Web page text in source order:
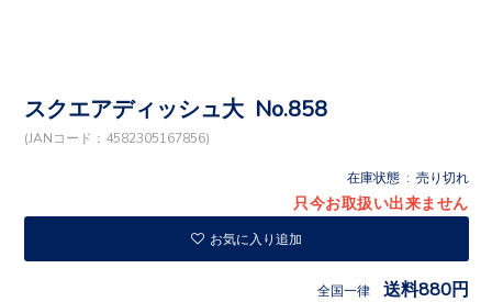
スクエアディッシュ大 No.858
(JANコード：4582305167856)
在庫状態 : 売り切れ
只今お取扱い出来ません
お気に入り追加
全国一律 送料880円